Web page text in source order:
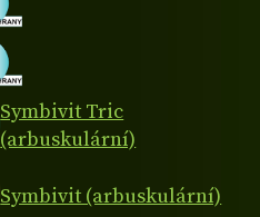
Symbivit Tric
(arbuskulární)
Symbivit (arbuskulární)